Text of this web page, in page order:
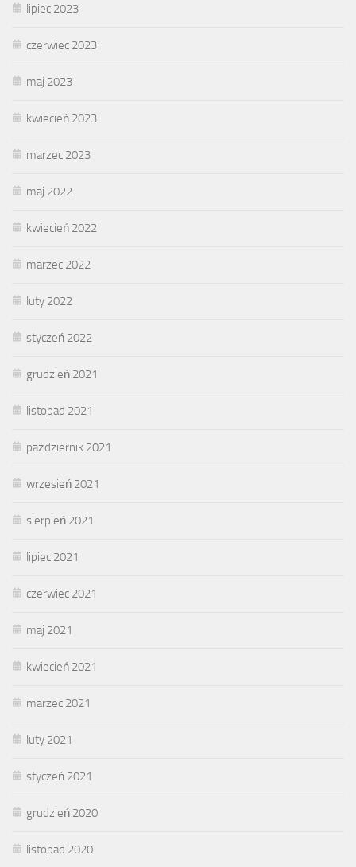
lipiec 2023
czerwiec 2023
maj 2023
kwiecień 2023
marzec 2023
maj 2022
kwiecień 2022
marzec 2022
luty 2022
styczeń 2022
grudzień 2021
listopad 2021
październik 2021
wrzesień 2021
sierpień 2021
lipiec 2021
czerwiec 2021
maj 2021
kwiecień 2021
marzec 2021
luty 2021
styczeń 2021
grudzień 2020
listopad 2020